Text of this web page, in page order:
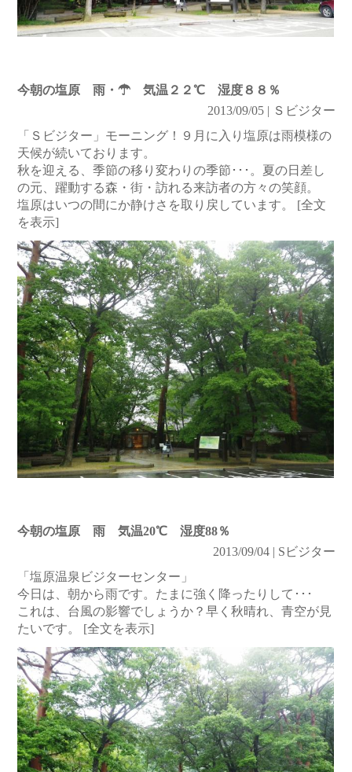
今朝の塩原 雨・☂ 気温２２℃ 湿度８８％
2013/09/05 | Ｓビジター
「Ｓビジター」モーニング！９月に入り塩原は雨模様の
天候が続いております。
秋を迎える、季節の移り変わりの季節･･･。夏の日差し
の元、躍動する森・街・訪れる来訪者の方々の笑顔。
塩原はいつの間にか静けさを取り戻しています。 [全文
を表示]
今朝の塩原 雨 気温20℃ 湿度88％
2013/09/04 | Sビジター
「塩原温泉ビジターセンター」
今日は、朝から雨です。たまに強く降ったりして･･･
これは、台風の影響でしょうか？早く秋晴れ、青空が見
たいです。 [全文を表示]